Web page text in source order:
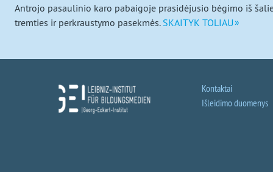
Antrojo pasaulinio karo pabaigoje prasidėjusio bėgimo iš
tremties ir perkraustymo pasekmės. SKAITYK TOLIAU
Kontaktai
Išleidimo duomenys